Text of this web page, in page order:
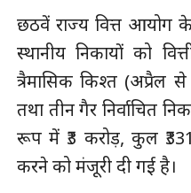
छठवें राज्य वित्त आयोग
स्थानीय निकायों को
त्रैमासिक किश्त (अप्रैल
तथा तीन गैर निर्वाचित
रूप में ₹3 करोड़, कुल
करने को मंजूरी दी गई है।